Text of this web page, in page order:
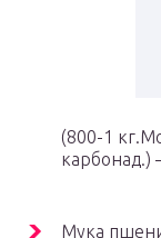
(800-1
карбонад.)
Мука